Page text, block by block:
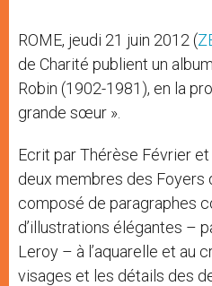
ROME, jeudi 21 juin 2012 (
de Charité publient un
Robin (1902-1981), en la
grande sœur ».
Ecrit par Thérèse Février
deux membres des Foyers
composé de paragraphes
d’illustrations élégantes –
Leroy – à l’aquarelle et au
visages et les détails des